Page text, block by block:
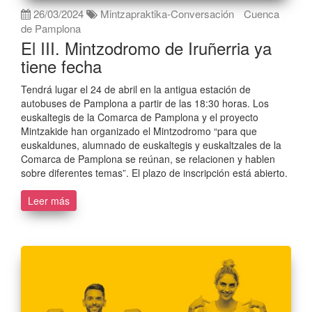
26/03/2024 Mintzapraktika-Conversación
Cuenca
de Pamplona
El III. Mintzodromo de Iruñerria ya
tiene fecha
Tendrá lugar el 24 de abril en la antigua estación de
autobuses de Pamplona a partir de las 18:30 horas. Los
euskaltegis de la Comarca de Pamplona y el proyecto
Mintzakide han organizado el Mintzodromo “para que
euskaldunes, alumnado de euskaltegis y euskaltzales de la
Comarca de Pamplona se reúnan, se relacionen y hablen
sobre diferentes temas”. El plazo de inscripción está abierto.
Leer más